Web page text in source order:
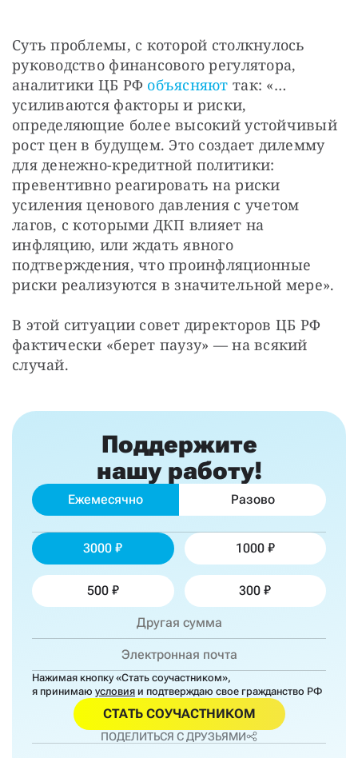
Суть проблемы, с которой столкнулось
руководство финансового регулятора,
аналитики ЦБ РФ объясняют так: «…
усиливаются факторы и риски,
определяющие более высокий устойчивый
рост цен в будущем. Это создает дилемму
для денежно-кредитной политики:
превентивно реагировать на риски
усиления ценового давления с учетом
лагов, с которыми ДКП влияет на
инфляцию, или ждать явного
подтверждения, что проинфляционные
риски реализуются в значительной мере».
В этой ситуации совет директоров ЦБ РФ
фактически «берет паузу» — на всякий
случай.
Поддержите
нашу работу!
Ежемесячно Разово
3000 1000
500 300
Нажимая кнопку «Стать соучастником»,
я принимаю условия и подтверждаю свое гражданство РФ
СТАТЬ СОУЧАСТНИКОМ
ПОДЕЛИТЬСЯ С ДРУЗЬЯМИ